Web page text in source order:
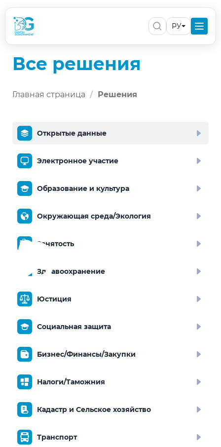
РУ
Все решения
Главная страница Решения
Открытые данные
Электронное участие
Образование и культура
Окружающая среда/Экология
Занятость
Здравоохранение
Юстиция
Социальная защита
Бизнес/Финансы/Закупки
Налоги/Таможния
Кадастр и Сельское хозяйство
Транспорт